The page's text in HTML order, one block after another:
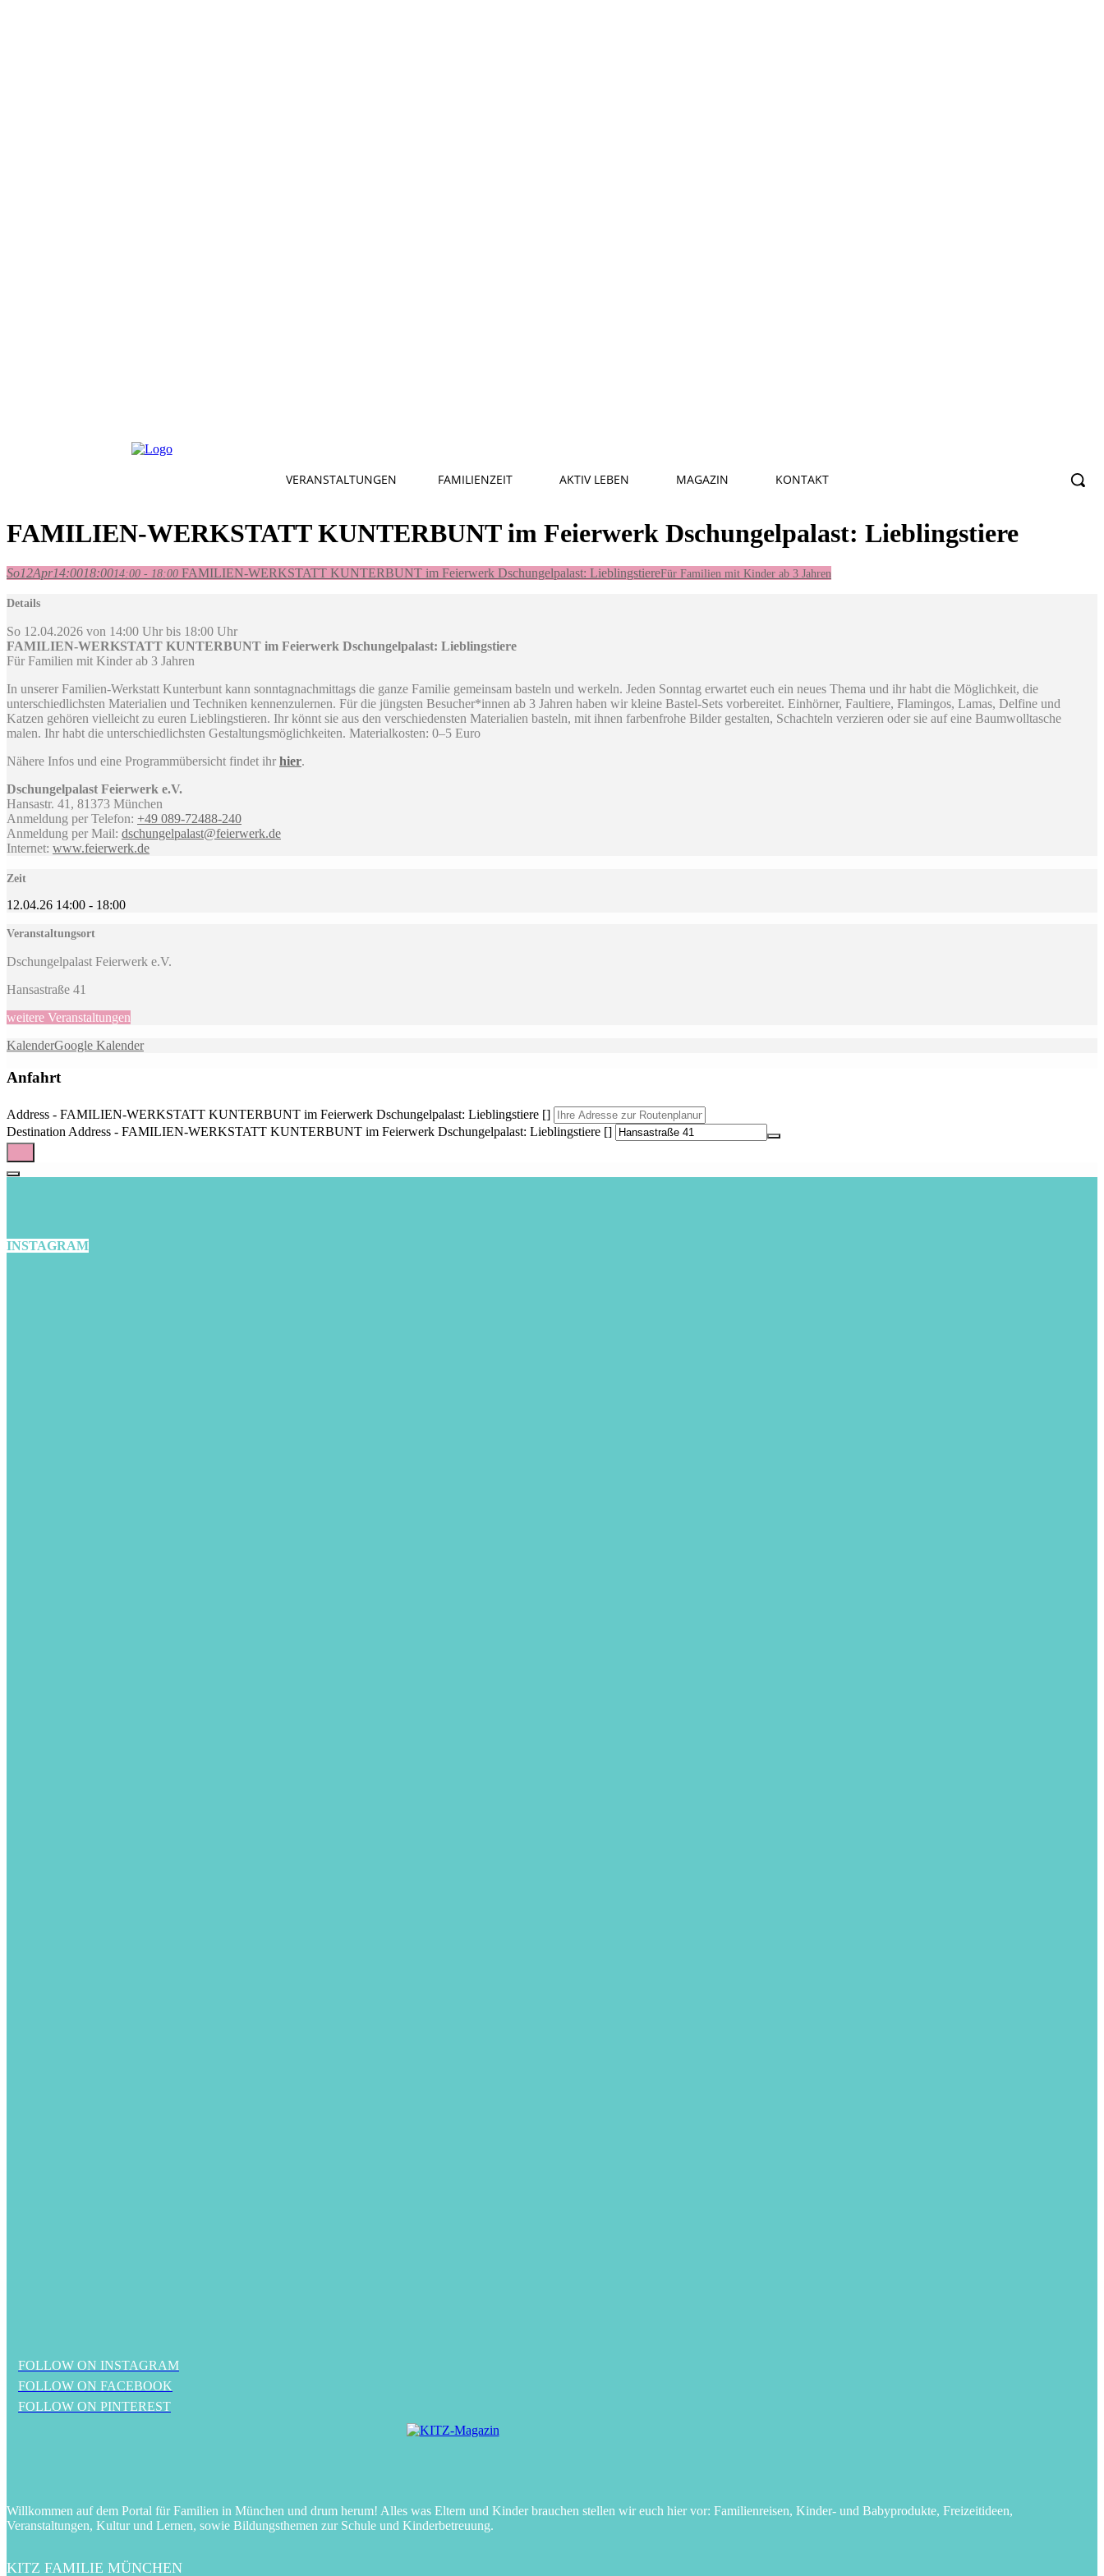
VERANSTALTUNGEN FAMILIENZEIT AKTIV LEBEN MAGAZIN KONTAKT
FAMILIEN-WERKSTATT KUNTERBUNT im Feierwerk Dschungelpalast: Lieblingstiere
So12Apr14:0018:0014:00 - 18:00 FAMILIEN-WERKSTATT KUNTERBUNT im Feierwerk Dschungelpalast: LieblingstiereFür Familien mit Kinder ab 3 Jahren
Details
So 12.04.2026 von 14:00 Uhr bis 18:00 Uhr
FAMILIEN-WERKSTATT KUNTERBUNT im Feierwerk Dschungelpalast: Lieblingstiere
Für Familien mit Kinder ab 3 Jahren
In unserer Familien-Werkstatt Kunterbunt kann sonntagnachmittags die ganze Familie gemeinsam basteln und werkeln. Jeden Sonntag erwartet euch ein neues Thema und ihr habt die Möglichkeit, die
unterschiedlichsten Materialien und Techniken kennenzulernen. Für die jüngsten Besucher*innen ab 3 Jahren haben wir kleine Bastel-Sets vorbereitet. Einhörner, Faultiere, Flamingos, Lamas, Delfine und
Katzen gehören vielleicht zu euren Lieblingstieren. Ihr könnt sie aus den verschiedensten Materialien basteln, mit ihnen farbenfrohe Bilder gestalten, Schachteln verzieren oder sie auf eine Baumwolltasche
malen. Ihr habt die unterschiedlichsten Gestaltungsmöglichkeiten. Materialkosten: 0–5 Euro
Nähere Infos und eine Programmübersicht findet ihr hier.
Dschungelpalast Feierwerk e.V.
Hansastr. 41, 81373 München
Anmeldung per Telefon: +49 089-72488-240
Anmeldung per Mail: dschungelpalast@feierwerk.de
Internet: www.feierwerk.de
Zeit
12.04.26 14:00 - 18:00
Veranstaltungsort
Dschungelpalast Feierwerk e.V.
Hansastraße 41
weitere Veranstaltungen
KalenderGoogle Kalender
Anfahrt
Address - FAMILIEN-WERKSTATT KUNTERBUNT im Feierwerk Dschungelpalast: Lieblingstiere []
Destination Address - FAMILIEN-WERKSTATT KUNTERBUNT im Feierwerk Dschungelpalast: Lieblingstiere []
INSTAGRAM
FOLLOW ON INSTAGRAM
FOLLOW ON FACEBOOK
FOLLOW ON PINTEREST
Willkommen auf dem Portal für Familien in München und drum herum! Alles was Eltern und Kinder brauchen stellen wir euch hier vor: Familienreisen, Kinder- und Babyprodukte, Freizeitideen,
Veranstaltungen, Kultur und Lernen, sowie Bildungsthemen zur Schule und Kinderbetreuung.
KITZ FAMILIE MÜNCHEN